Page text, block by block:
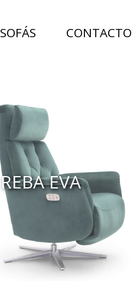
SOFÁS CONTACTO
REBA EVA